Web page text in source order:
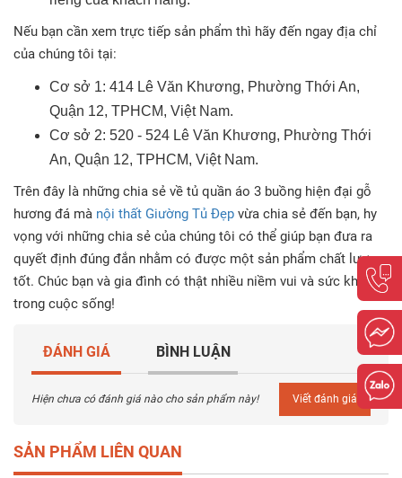
Nếu bạn cần xem trực tiếp sản phẩm thì hãy đến ngay địa chỉ
của chúng tôi tại:
Cơ sở 1: 414 Lê Văn Khương, Phường Thới An,
Quận 12, TPHCM, Việt Nam.
Cơ sở 2: 520 - 524 Lê Văn Khương, Phường Thới
An, Quận 12, TPHCM, Việt Nam.
Trên đây là những chia sẻ về tủ quần áo 3 buồng hiện đại gỗ
hương đá mà nội thất Giường Tủ Đẹp vừa chia sẻ đến bạn, hy
vọng với những chia sẻ của chúng tôi có thể giúp bạn đưa ra
quyết định đúng đắn nhằm có được một sản phẩm chất lượng
tốt. Chúc bạn và gia đình có thật nhiều niềm vui và sức khỏe
trong cuộc sống!
ĐÁNH GIÁ BÌNH LUẬN
Hiện chưa có đánh giá nào cho sản phẩm này! Viết đánh giá
SẢN PHẨM LIÊN QUAN